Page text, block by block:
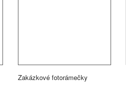
Zakázkové fotorámečky